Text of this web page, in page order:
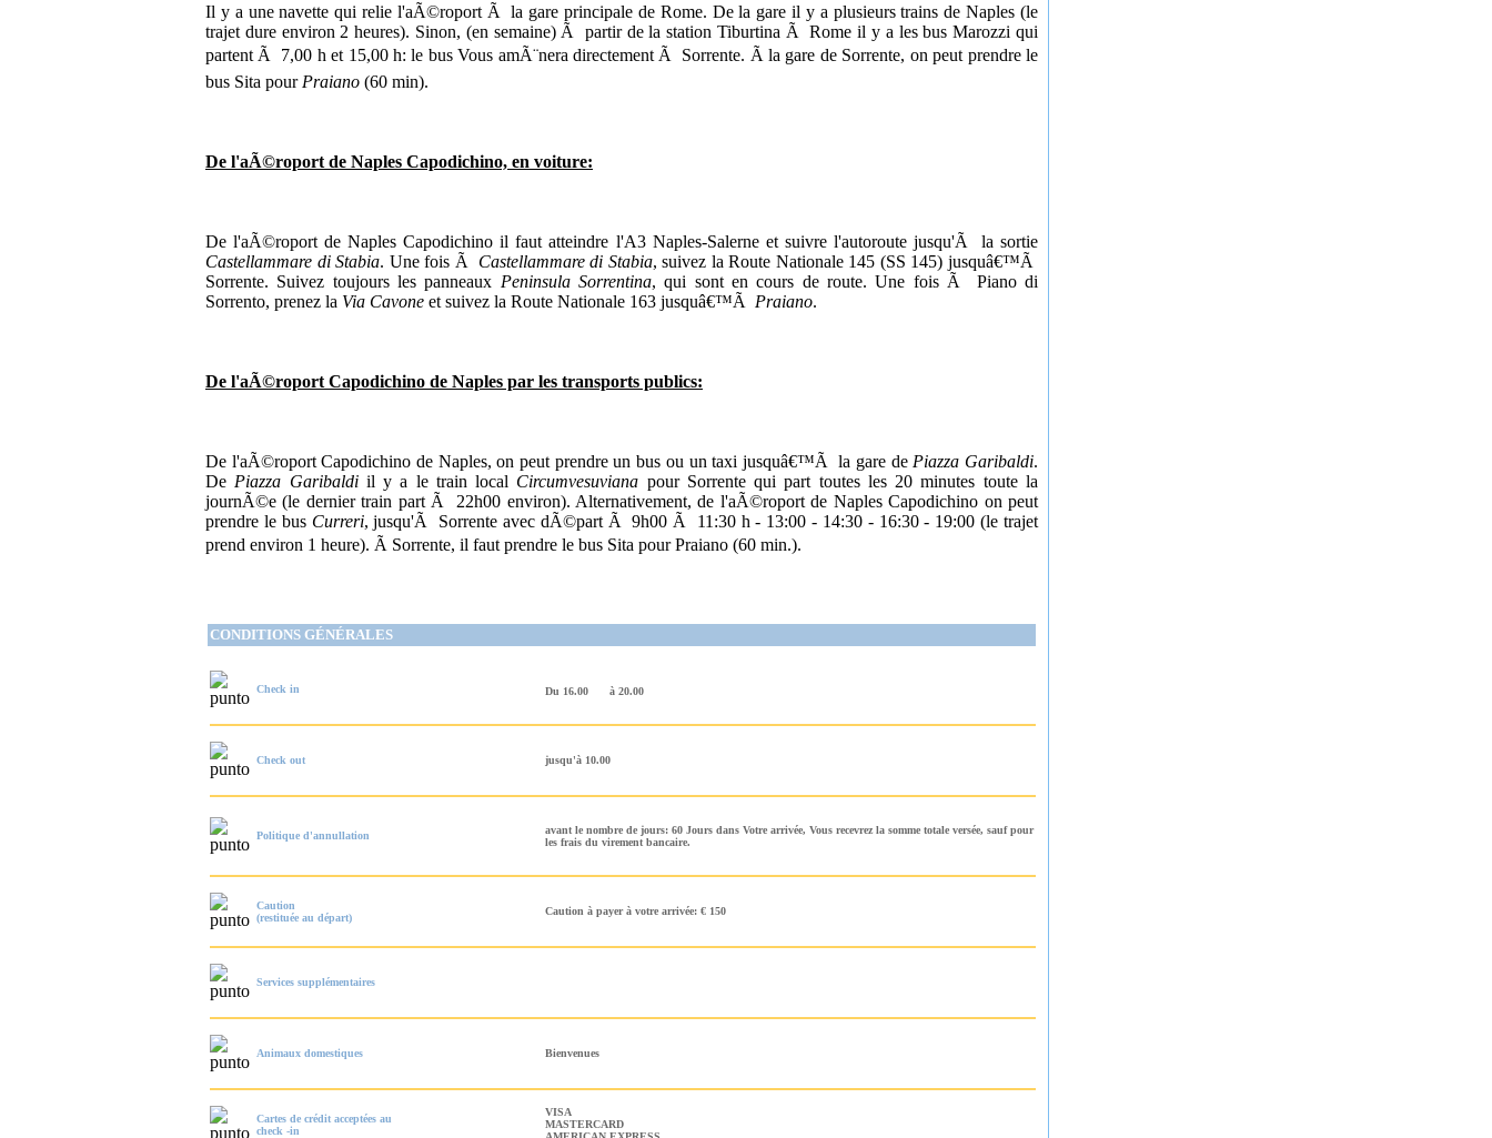
Il y a une navette qui relie l'aÃ©roport Ã la gare principale de Rome. De la gare il y a plusieurs trains de Naples (le
trajet dure environ 2 heures). Sinon, (en semaine) Ã partir de la station Tiburtina Ã Rome il y a les bus Marozzi qui
partent Ã 7,00 h et 15,00 h: le bus Vous amÃ¨nera directement Ã Sorrente. Ã la gare de Sorrente, on peut prendre le
bus Sita pour Praiano (60 min).
De l'aÃ©roport de Naples Capodichino, en voiture:
De l'aÃ©roport de Naples Capodichino il faut atteindre l'A3 Naples-Salerne et suivre l'autoroute jusqu'Ã la sortie
Castellammare di Stabia. Une fois Ã Castellammare di Stabia, suivez la Route Nationale 145 (SS 145) jusquâ€™Ã
Sorrente. Suivez toujours les panneaux Peninsula Sorrentina, qui sont en cours de route. Une fois Ã Piano di
Sorrento, prenez la Via Cavone et suivez la Route Nationale 163 jusquâ€™Ã Praiano.
De l'aÃ©roport Capodichino de Naples par les transports publics:
De l'aÃ©roport Capodichino de Naples, on peut prendre un bus ou un taxi jusquâ€™Ã la gare de Piazza Garibaldi.
De Piazza Garibaldiil y a le train local Circumvesuviana pour Sorrente qui part toutes les 20 minutes toute la
journÃ©e (le dernier train part Ã 22h00 environ). Alternativement, de l'aÃ©roport de Naples Capodichino on peut
prendre le bus Curreri, jusqu'Ã Sorrente avec dÃ©part Ã 9h00 Ã 11:30 h - 13:00 - 14:30 - 16:30 - 19:00 (le trajet
prend environ 1 heure). Ã Sorrente, il faut prendre le bus Sita pour Praiano (60 min.).
CONDITIONS GÉNÉRALES
Check in Du 16.00 à 20.00
Check out jusqu'à 10.00
Politique d'annullation
avant le nombre de jours: 60 Jours dans Votre arrivée, Vous recevrez la somme totale versée, sauf pour
les frais du virement bancaire.
Caution
(restituée au départ)
Caution à payer à votre arrivée: € 150
Services supplémentaires
Animaux domestiques Bienvenues
Cartes de crédit acceptées au
check -in
VISA
MASTERCARD